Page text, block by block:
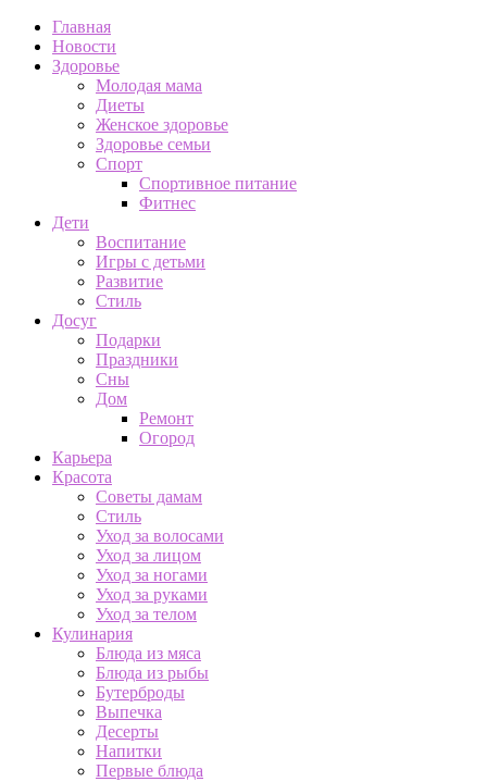
Главная
Новости
Здоровье
Молодая мама
Диеты
Женское здоровье
Здоровье семьи
Спорт
Спортивное питание
Фитнес
Дети
Воспитание
Игры с детьми
Развитие
Стиль
Досуг
Подарки
Праздники
Сны
Дом
Ремонт
Огород
Карьера
Красота
Советы дамам
Стиль
Уход за волосами
Уход за лицом
Уход за ногами
Уход за руками
Уход за телом
Кулинария
Блюда из мяса
Блюда из рыбы
Бутерброды
Выпечка
Десерты
Напитки
Первые блюда